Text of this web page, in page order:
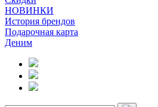
НОВИНКИ
История брендов
Подарочная карта
Деним